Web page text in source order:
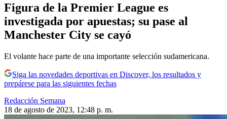
Figura de la Premier League es
investigada por apuestas; su pase al
Manchester City se cayó
El volante hace parte de una importante selección sudamericana.
Siga las novedades deportivas en Discover, los resultados y
prepárese para las siguientes fechas
Redacción Semana
18 de agosto de 2023, 12:48 p. m.